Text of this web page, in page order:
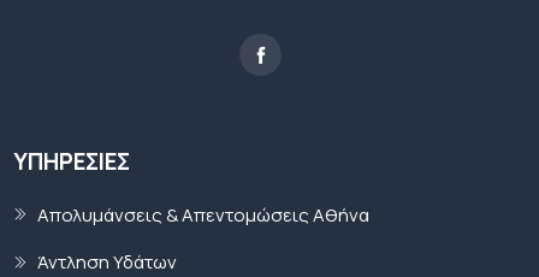
ΥΠΗΡΕΣΊΕΣ
Απολυμάνσεις & Απεντομώσεις Αθήνα
Άντληση Υδάτων